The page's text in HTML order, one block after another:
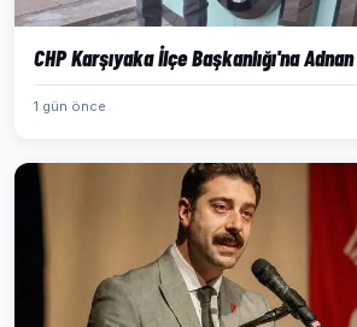
CHP Karşıyaka İlçe Başkanlığı'na
1 gün önce